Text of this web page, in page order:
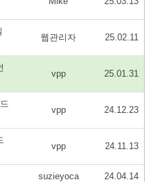
웹관리자 25.02.11
vpp 25.01.31
vpp 24.12.23
vpp 24.11.13
suzieyoca 24.04.14